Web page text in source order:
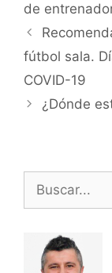
de
Navegación
de
fútbol sala.
COVID-19
¿Dónde
Buscar: